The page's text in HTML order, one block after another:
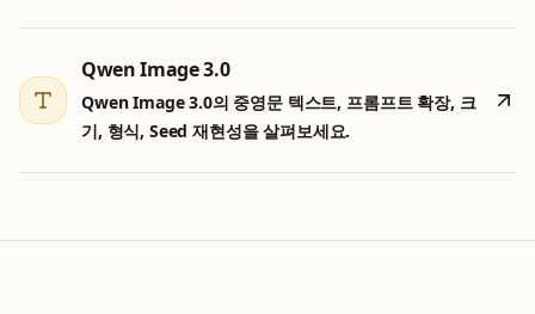
Qwen Image 3.0
Qwen Image 3.0의 중영문 텍스트, 프롬프트 확장, 크
기, 형식, Seed 재현성을 살펴보세요.